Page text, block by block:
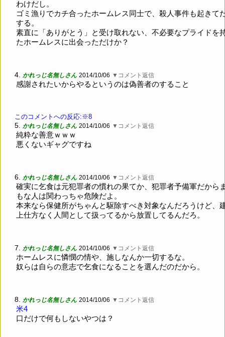
わけだし。
ゴミ漁りでカチ合ったホームレス同士で、殺人事件も起きて
する。
素直に「ありがとう」と受け取れない、不必要なプライドを
たホームレスに出会っただけか？
4. かれっじ名無しさん 2014/10/06 ▼コメント返信
感謝されたいからやるというのは偽善者のすること
このコメントへの反応:※8
5. かれっじ名無しさん 2014/10/06 ▼コメント返信
純粋な善意ｗｗｗ
悪くないギャグですね
6. かれっじ名無しさん 2014/10/06 ▼コメント返信
確実に乞食は元犯罪者の慣れの果てか、犯罪者予備軍だから
もな人は関わっちゃ危険だよ。
本来なら保健所がちゃんと駆除すべき対象なんだろうけど、
上仕方なく人間として扱ってるから放置してるんだろ。
7. かれっじ名無しさん 2014/10/06 ▼コメント返信
ホームレスに憐憫の情や、施しなんか一切するな。
奴らは自らの意志で乞食になることを選んだのだから。
8. かれっじ名無しさん 2014/10/06 ▼コメント返信
米4
口だけで何もしないやつは？